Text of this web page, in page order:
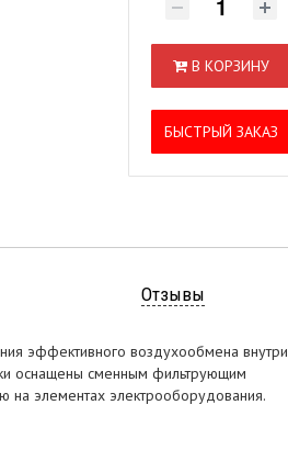
В КОРЗИНУ
БЫСТРЫЙ ЗАКАЗ
Отзывы
эффективного воздухообмена внутри
оснащены сменным фильтрующим
элементах электрооборудования.